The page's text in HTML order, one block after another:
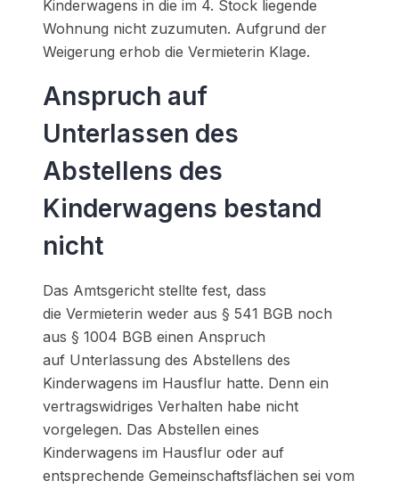
Kinderwagens in die im 4. Stock liegende
Wohnung nicht zuzumuten. Aufgrund der
Weigerung erhob die Vermieterin Klage.
Anspruch auf
Unterlassen des
Abstellens des
Kinderwagens bestand
nicht
Das Amtsgericht stellte fest, dass
die Vermieterin weder aus § 541 BGB noch
aus § 1004 BGB einen Anspruch
auf Unterlassung des Abstellens des
Kinderwagens im Hausflur hatte. Denn ein
vertragswidriges Verhalten habe nicht
vorgelegen. Das Abstellen eines
Kinderwagens im Hausflur oder auf
entsprechende Gemeinschaftsflächen sei vom